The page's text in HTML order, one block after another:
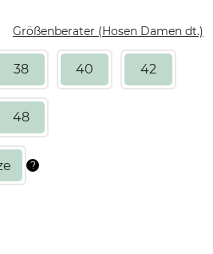
Größenberater (Hosen Damen dt.)
38 40 42
48